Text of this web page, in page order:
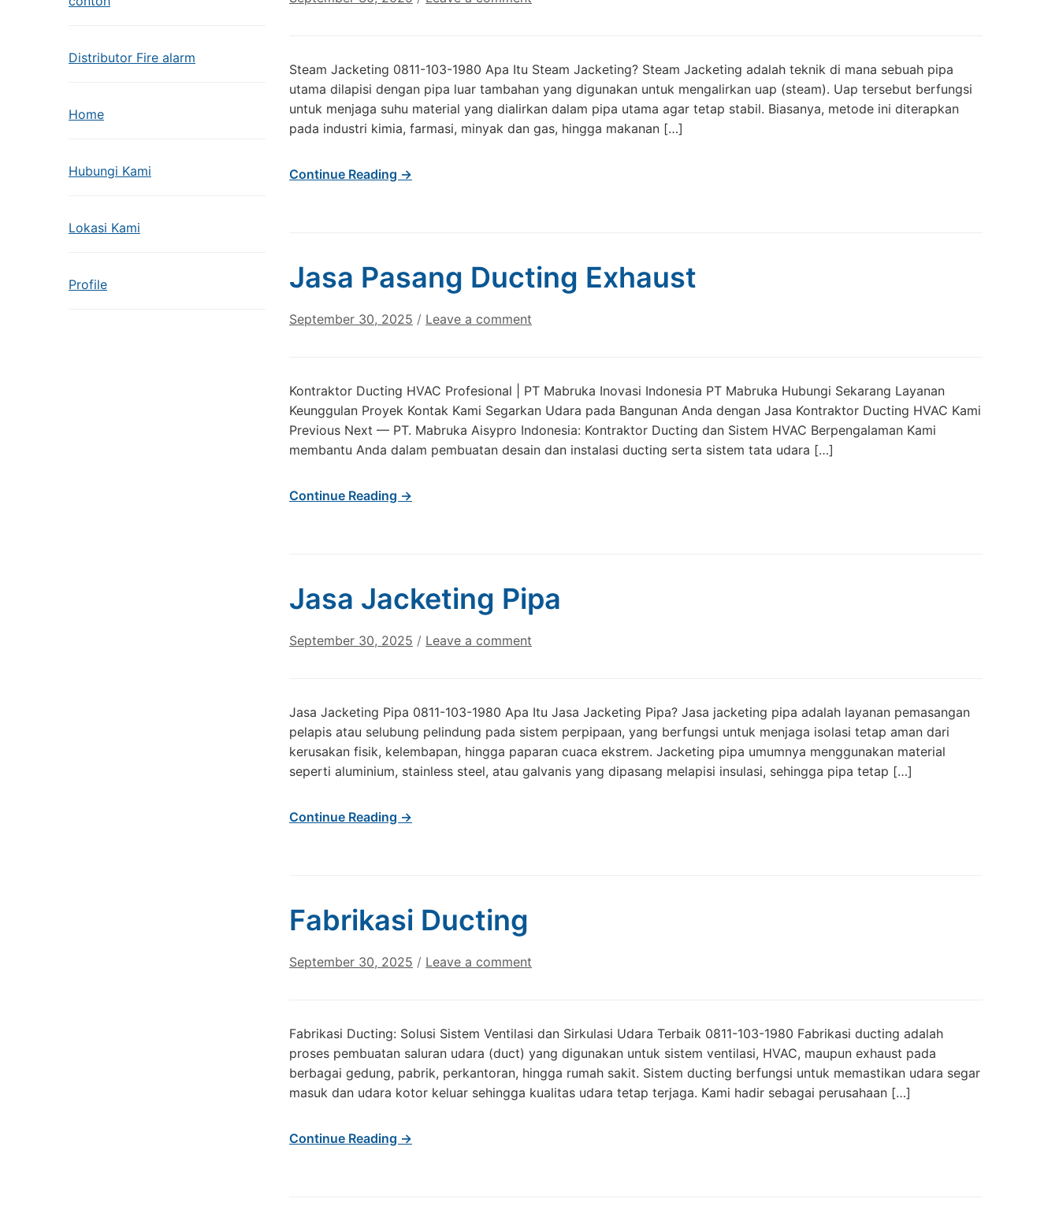
Distributor Fire alarm
Home
Hubungi Kami
Lokasi Kami
Profile
Steam Jacketing 0811-103-1980 Apa Itu Steam Jacketing? Steam Jacketing adalah teknik di mana sebuah pipa
utama dilapisi dengan pipa luar tambahan yang digunakan untuk mengalirkan uap (steam). Uap tersebut berfungsi
untuk menjaga suhu material yang dialirkan dalam pipa utama agar tetap stabil. Biasanya, metode ini diterapkan
pada industri kimia, farmasi, minyak dan gas, hingga makanan […]
Continue Reading →
Jasa Pasang Ducting Exhaust
September 30, 2025 / Leave a comment
Kontraktor Ducting HVAC Profesional | PT Mabruka Inovasi Indonesia PT Mabruka Hubungi Sekarang Layanan
Keunggulan Proyek Kontak Kami Segarkan Udara pada Bangunan Anda dengan Jasa Kontraktor Ducting HVAC Kami
Previous Next — PT. Mabruka Aisypro Indonesia: Kontraktor Ducting dan Sistem HVAC Berpengalaman Kami
membantu Anda dalam pembuatan desain dan instalasi ducting serta sistem tata udara […]
Continue Reading →
Jasa Jacketing Pipa
September 30, 2025 / Leave a comment
Jasa Jacketing Pipa 0811-103-1980 Apa Itu Jasa Jacketing Pipa? Jasa jacketing pipa adalah layanan pemasangan
pelapis atau selubung pelindung pada sistem perpipaan, yang berfungsi untuk menjaga isolasi tetap aman dari
kerusakan fisik, kelembapan, hingga paparan cuaca ekstrem. Jacketing pipa umumnya menggunakan material
seperti aluminium, stainless steel, atau galvanis yang dipasang melapisi insulasi, sehingga pipa tetap […]
Continue Reading →
Fabrikasi Ducting
September 30, 2025 / Leave a comment
Fabrikasi Ducting: Solusi Sistem Ventilasi dan Sirkulasi Udara Terbaik 0811-103-1980 Fabrikasi ducting adalah
proses pembuatan saluran udara (duct) yang digunakan untuk sistem ventilasi, HVAC, maupun exhaust pada
berbagai gedung, pabrik, perkantoran, hingga rumah sakit. Sistem ducting berfungsi untuk memastikan udara segar
masuk dan udara kotor keluar sehingga kualitas udara tetap terjaga. Kami hadir sebagai perusahaan […]
Continue Reading →